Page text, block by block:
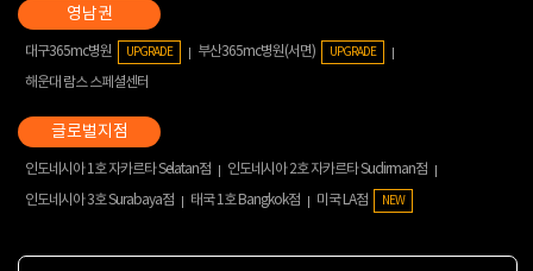
대구365mc병원 UPGRADE 부산365mc병원(서면) UPGRADE
해운대 람스 스페셜센터
인도네시아 1호 자카르타 Selatan점
인도네시아 2호 자카르타 Sudirman점
인도네시아 3호 Surabaya점
태국 1호 Bangkok점 미국 LA점 NEW